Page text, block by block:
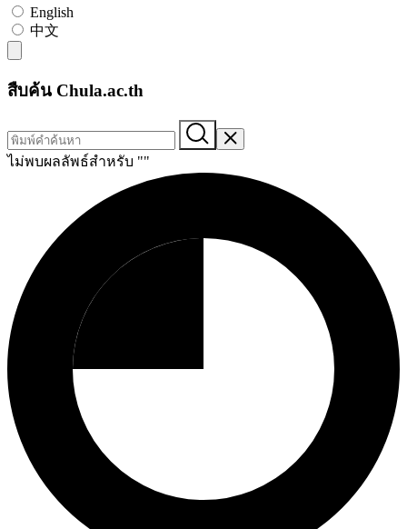
English
中文
สืบค้น Chula.ac.th
ไม่พบผลลัพธ์สำหรับ ""